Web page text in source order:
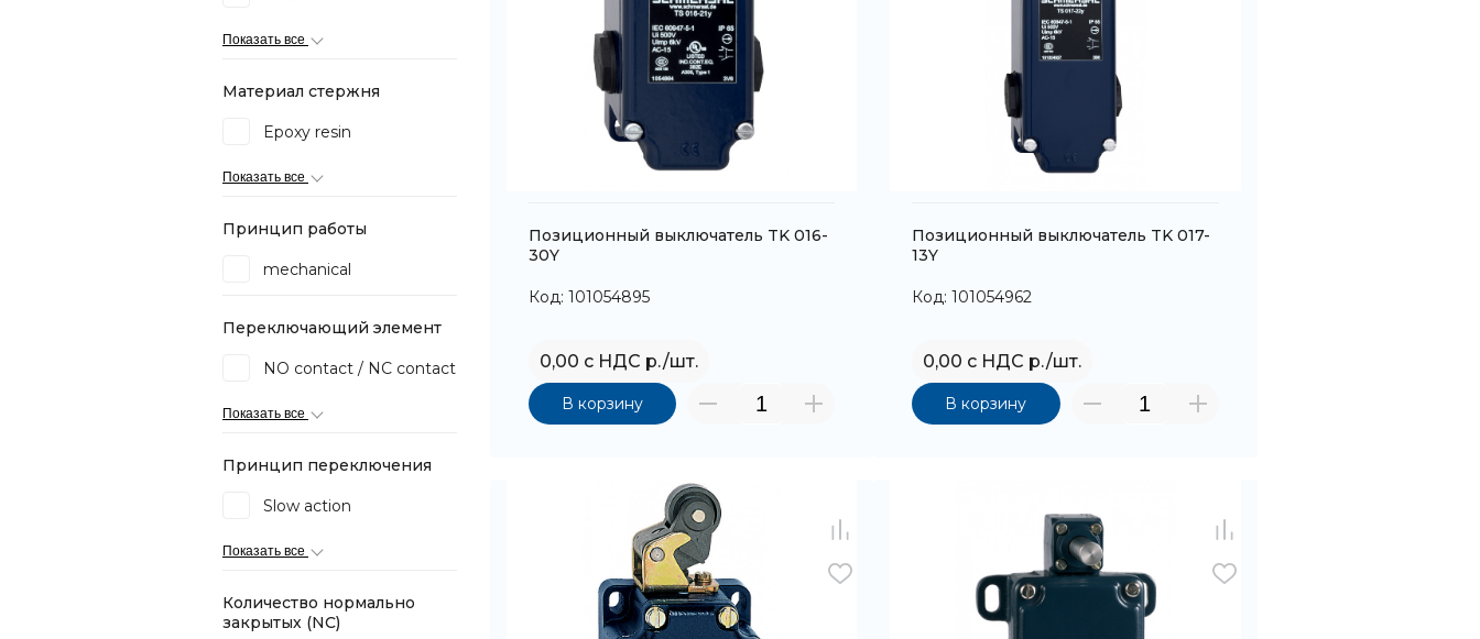
Показать все
Материал стержня
Epoxy resin
Показать все
Принцип работы
mechanical
Переключающий элемент
NO contact / NC contact
Показать все
Принцип переключения
Slow action
Показать все
Количество нормально
закрытых (NC)
Позиционный выключатель TK 016-
30Y
Код: 101054895
0,00 с НДС р./шт.
В корзину
Позиционный выключатель TK 017-
13Y
Код: 101054962
0,00 с НДС р./шт.
В корзину